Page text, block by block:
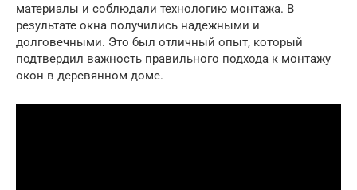
материалы и соблюдали технологию монтажа. В
результате окна получились надежными и
долговечными. Это был отличный опыт, который
подтвердил важность правильного подхода к монтажу
окон в деревянном доме.